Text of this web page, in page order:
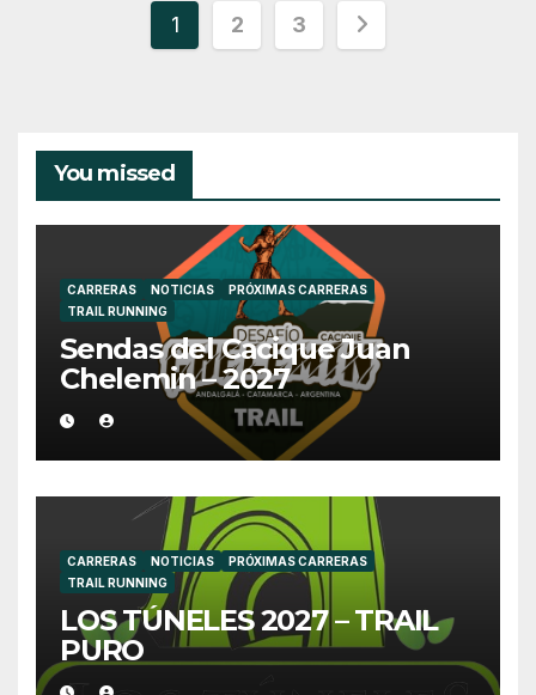
Paginación
1 2 3
You missed
CARRERAS NOTICIAS
PRÓXIMAS CARRERAS
TRAIL RUNNING
Sendas del Cacique Juan
Chelemin – 2027
CARRERAS NOTICIAS
PRÓXIMAS CARRERAS
TRAIL RUNNING
LOS TÚNELES 2027 – TRAIL
PURO